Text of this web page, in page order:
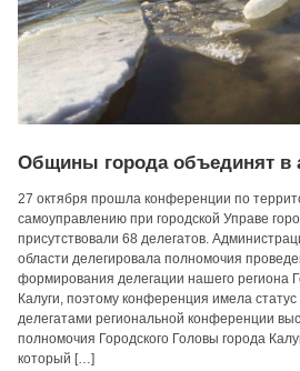
Общины города объединят в
27 октября прошла конференции по
самоуправлению при городской Управе
присутствовали 68 делегатов.
области делегировала полномочия
формирования делегации нашего региона
Калуги, поэтому конференция имела
делегатами региональной конференции
полномочия Городского Головы города
который […]